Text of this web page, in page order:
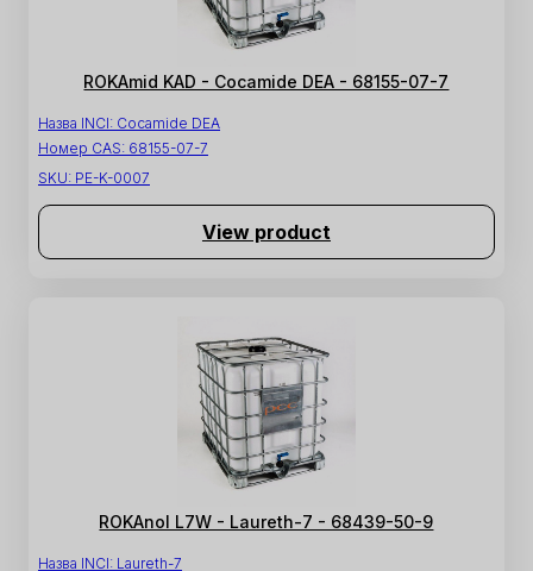
ROKAmid KAD - Cocamide DEA - 68155-07-7
Назва INCI: Cocamide DEA
Номер CAS: 68155-07-7
SKU: PE-K-0007
View product
ROKAnol L7W - Laureth-7 - 68439-50-9
Назва INCI: Laureth-7